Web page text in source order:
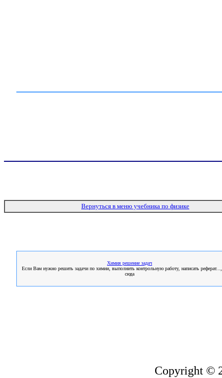
Вернуться в меню учебника по физике
Химия решение задач
Если Вам нужно решить задачи по химии, выполнить контрольную работу, написать
сюда
Copyright ©